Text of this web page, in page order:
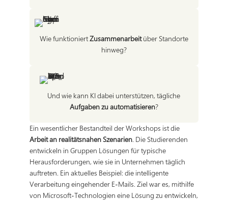
Wie funktioniertZusammenarbeitüber Standorte
hinweg?
Und wie kann KI dabei unterstützen, tägliche
Aufgaben zu automatisieren?
Ein wesentlicher Bestandteil der Workshops ist die
Arbeit an realitätsnahen Szenarien. Die Studierenden
entwickeln in Gruppen Lösungen für typische
Herausforderungen, wie sie in Unternehmen täglich
auftreten. Ein aktuelles Beispiel: die intelligente
Verarbeitung eingehender E-Mails. Ziel war es, mithilfe
von Microsoft-Technologien eine Lösung zu entwickeln,